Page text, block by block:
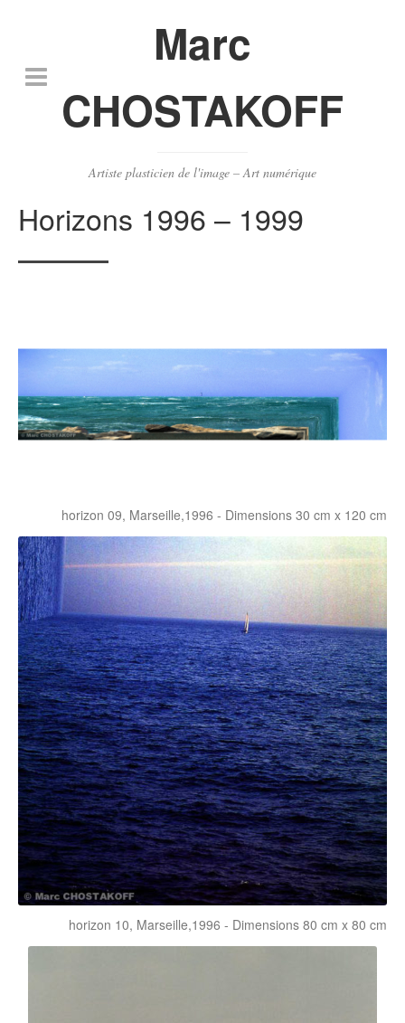
Marc
CHOSTAKOFF
Artiste plasticien de l'image – Art numérique
Horizons 1996 – 1999
horizon 09, Marseille,1996 - Dimensions 30 cm x 120 cm
horizon 10, Marseille,1996 - Dimensions 80 cm x 80 cm